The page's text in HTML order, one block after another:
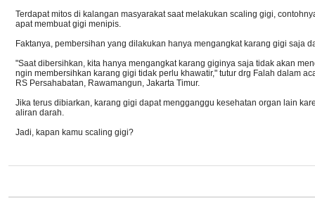
Terdapat mitos di kalangan masyarakat saat melakukan scaling gigi,
apat membuat gigi menipis.
Faktanya, pembersihan yang dilakukan hanya mengangkat karang gigi saja
"Saat dibersihkan, kita hanya mengangkat karang giginya saja tidak akan
ngin membersihkan karang gigi tidak perlu khawatir," tutur drg Falah dalam
RS Persahabatan, Rawamangun, Jakarta Timur.
Jika terus dibiarkan, karang gigi dapat mengganggu kesehatan organ lain
aliran darah.
Jadi, kapan kamu scaling gigi?